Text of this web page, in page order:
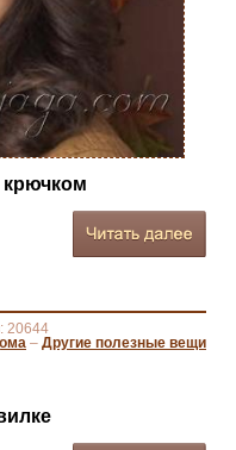
20644
– Другие полезные вещи